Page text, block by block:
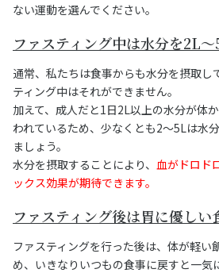
ない運動を選んでください。
ファスティング中は水分を2L
通常、私たちは食事からも水分を摂取し
ティング中はそれができません。
加えて、成人だと1日2L以上の水分が体
われているため、少なくとも2～5Lは水
ましょう。
水分を摂取することにより、 血がドロド
ックス効果が期待できます。
ファスティング後は胃に優しい
ファスティングを行った後は、体が軽い
め、いきなりいつもの食事に戻すと一気